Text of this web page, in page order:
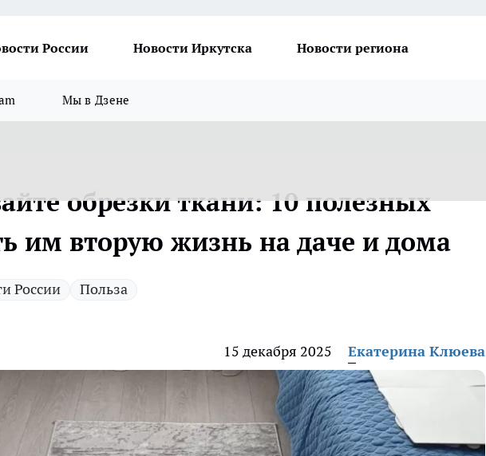
России Новости Иркутска Новости региона
Мы в Дзене
обрезки ткани: 10 полезных
им вторую жизнь на даче и дома
России Польза
15 декабря 2025 Екатерина Клюева